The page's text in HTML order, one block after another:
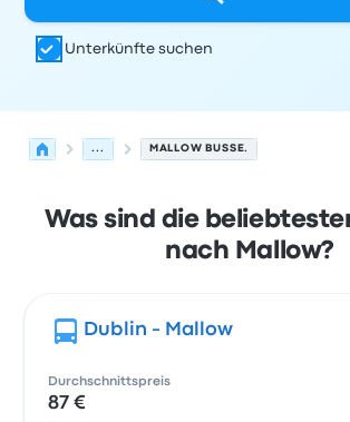
Unterkünfte suchen
... MALLOW BUSSE.
Was sind die
nach Mallow?
Dublin - Mallow
Durchschnittspreis
87 €